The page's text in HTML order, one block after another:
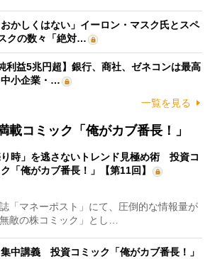
おかしくはない」イーロン・マスク氏とスペ
クの数々「絶対…
利益5兆円超】銀行、商社、ゼネコンは最高
小企業・…
一覧を見る
載コミック「俺がカブ番長！」
り時」を逃さないトレンド見極め術 投資コ
「俺がカブ番長！」【第11回】
「マネーポスト」にて、圧倒的な情報量が
敵の株コミック」とし…
中講義 投資コミック「俺がカブ番長！」